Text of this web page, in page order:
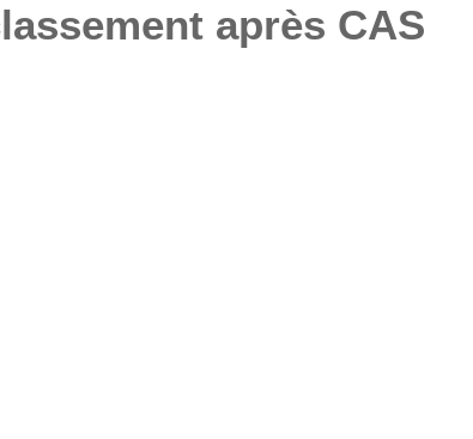
après CAS